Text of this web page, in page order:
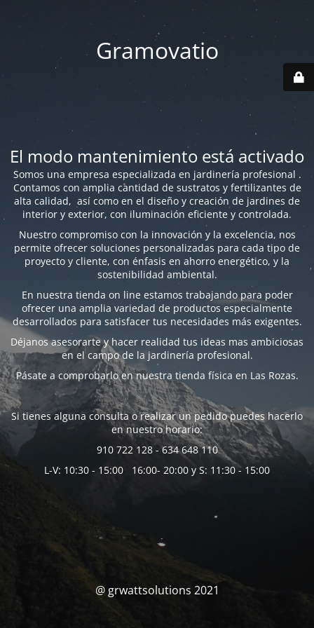
Gramovatio
El modo mantenimiento está activado
Somos una empresa especializada en jardinería profesional .
Contamos con amplia cantidad de sustratos y fertilizantes de
alta calidad, así como en el diseño y creación de jardines de
interior y exterior, con iluminación eficiente y controlada.
Nuestro compromiso con la innovación y la excelencia, nos
permite ofrecer soluciones personalizadas para cada tipo de
proyecto y cliente, con énfasis en ahorro energético, y la
sostenibilidad ambiental.
En nuestra tienda on line estamos trabajando para poder
ofrecer una amplia variedad de productos especialmente
desarrollados para satisfacer tus necesidades más exigentes.
Déjanos asesorarte y hacer realidad tus ideas mas ambiciosas
en el campo de la jardinería profesional.
Pásate a comprobarlo en nuestra tienda física en Las Rozas.
Si tienes alguna consulta o realizar un pedido puedes hacerlo
en nuestro horario:
910 722 128 - 634 648 110
L-V: 10:30 - 15:00 16:00- 20:00 y S: 11:30 - 15:00
@ grwattsolutions 2021